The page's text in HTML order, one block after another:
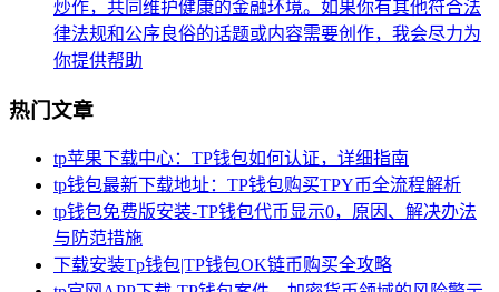
炒作，共同维护健康的金融环境。如果你有其他符合法
律法规和公序良俗的话题或内容需要创作，我会尽力为
你提供帮助
热门文章
tp苹果下载中心：TP钱包如何认证，详细指南
tp钱包最新下载地址：TP钱包购买TPY币全流程解析
tp钱包免费版安装-TP钱包代币显示0，原因、解决办法
与防范措施
下载安装Tp钱包|TP钱包OK链币购买全攻略